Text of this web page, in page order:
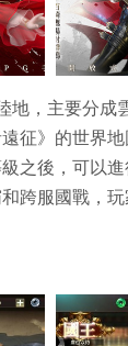
地，主要分成
征》的世界
之後，可以
跨服國戰，